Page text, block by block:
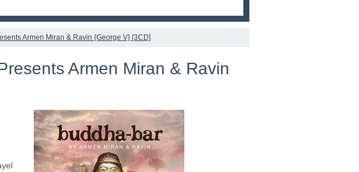
Armen Miran & Ravin {George V} [3CD]
Armen Miran & Ravin